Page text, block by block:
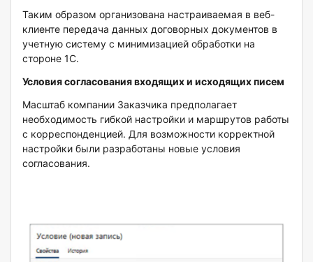
Таким образом организована настраиваемая в веб-
клиенте передача данных договорных документов в
учетную систему с минимизацией обработки на
стороне 1С.
Условия согласования входящих и исходящих писем
Масштаб компании Заказчика предполагает
необходимость гибкой настройки и маршрутов работы
с корреспонденцией. Для возможности корректной
настройки были разработаны новые условия
согласования.